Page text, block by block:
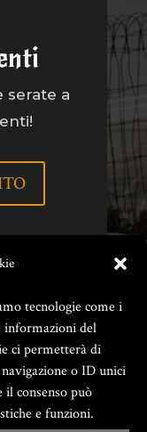
tecnologie come i
informazioni del
ci permetterà di
o ID unici
consenso può
e funzioni.
serate a